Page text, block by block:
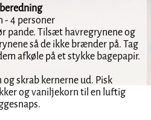
- 4 personer
pande. Tilsæt havregrynene og
så de ikke brænder på. Tag
afkøle på et stykke bagepapir.
skrab kernerne ud. Pisk
og vaniljekorn til en luftig